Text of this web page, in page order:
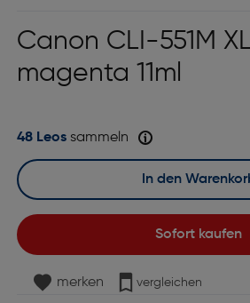
Canon CLI-551M
magenta 11ml
48 Leossammeln
Sofort kaufen
In den
merken vergleichen